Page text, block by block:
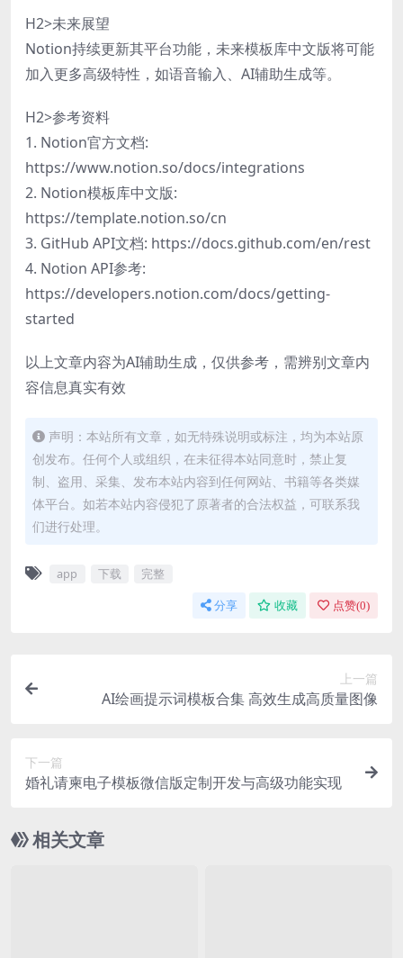
H2>未来展望
Notion持续更新其平台功能，未来模板库中文版将可能
加入更多高级特性，如语音输入、AI辅助生成等。
H2>参考资料
1. Notion官方文档:
https://www.notion.so/docs/integrations
2. Notion模板库中文版:
https://template.notion.so/cn
3. GitHub API文档: https://docs.github.com/en/rest
4. Notion API参考:
https://developers.notion.com/docs/getting-
started
以上文章内容为AI辅助生成，仅供参考，需辨别文章内
容信息真实有效
声明：本站所有文章，如无特殊说明或标注，均为本站原
创发布。任何个人或组织，在未征得本站同意时，禁止复
制、盗用、采集、发布本站内容到任何网站、书籍等各类媒
体平台。如若本站内容侵犯了原著者的合法权益，可联系我
们进行处理。
app 下载 完整
分享 收藏 点赞(0)
上一篇
AI绘画提示词模板合集 高效生成高质量图像
下一篇
婚礼请柬电子模板微信版定制开发与高级功能实现
相关文章